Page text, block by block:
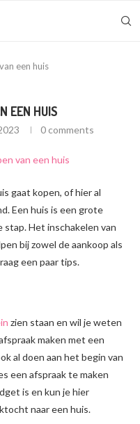
een huis
EEN HUIS
0 comments
gaat kopen, of hier al
Een huis is een grote
stap. Het inschakelen van
bij zowel de aankoop als
een paar tips.
zien staan en wil je weten
maken met een
al doen aan het begin van
een afspraak te maken
is en kun je hier
naar een huis.